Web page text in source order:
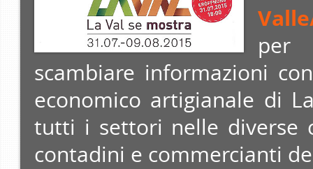
per
scambiare informazioni
economico artigianale di
tutti i settori nelle diverse
contadini e commercianti